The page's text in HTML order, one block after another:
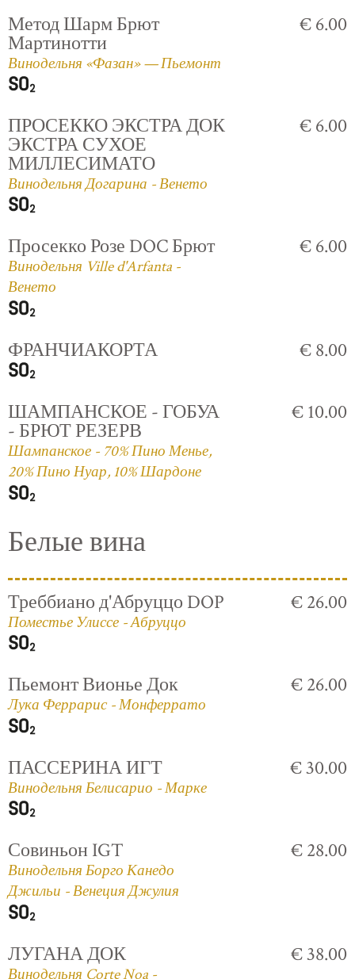
Метод Шарм Брют
Мартинотти
Винодельня «Фазан» — Пьемонт
€ 6.00
ПРОСЕККО ЭКСТРА ДОК
ЭКСТРА СУХОЕ
МИЛЛЕСИМАТО
Винодельня Догарина - Венето
€ 6.00
Просекко Розе DOC Брют
Винодельня Ville d'Arfanta -
Венето
€ 6.00
ФРАНЧИАКОРТА € 8.00
ШАМПАНСКОЕ - ГОБУА
- БРЮТ РЕЗЕРВ
Шампанское - 70% Пино Менье,
20% Пино Нуар, 10% Шардоне
€ 10.00
Белые вина
Треббиано д'Абруццо DOP
Поместье Улиссе - Абруццо
€ 26.00
Пьемонт Вионье Док
Лука Феррарис - Монферрато
€ 26.00
ПАССЕРИНА ИГТ
Винодельня Белисарио - Марке
€ 30.00
Совиньон IGT
Винодельня Борго Канедо
Джильи - Венеция Джулия
€ 28.00
ЛУГАНА ДОК
Винодельня Corte Noa -
€ 38.00